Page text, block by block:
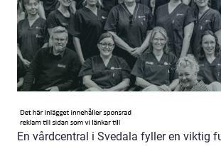
En vårdcentral i Svedala fyller en viktig